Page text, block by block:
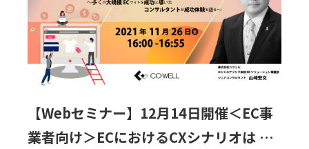
【Webセミナー】12月14日開催＜EC事
業者向け＞ECにおけるCXシナリオは ど